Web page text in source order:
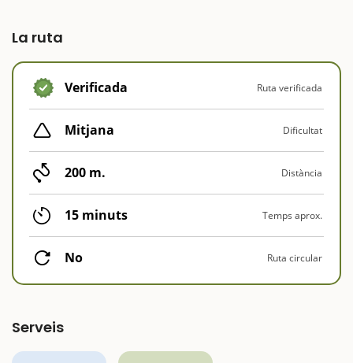
La ruta
Verificada Ruta verificada
Mitjana Dificultat
200 m. Distància
15 minuts Temps aprox.
No Ruta circular
Serveis